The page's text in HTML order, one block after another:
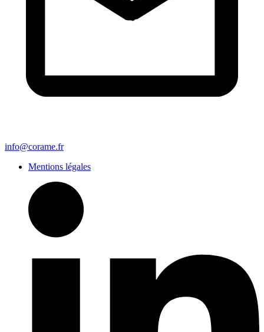
info@corame.fr
Mentions légales